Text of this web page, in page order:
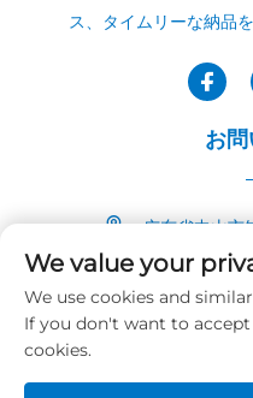
ス、タイムリーな納品
お
广东省中山市
We value your
We use cookies and
If you don't want to
cookies.